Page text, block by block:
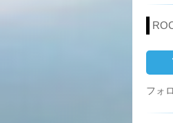
フォ